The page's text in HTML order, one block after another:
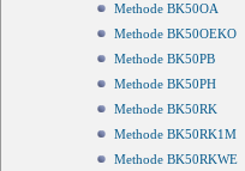
Methode BK50OA
Methode BK50OEKO
Methode BK50PB
Methode BK50PH
Methode BK50RK
Methode BK50RK1M
Methode BK50RKWE